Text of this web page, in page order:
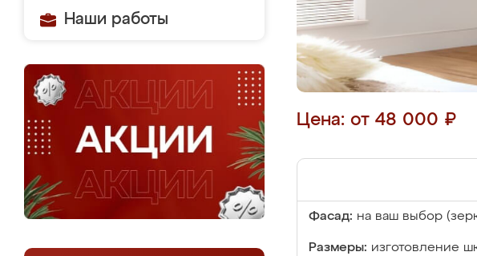
Наши работы
Цена: от 48 000 ₽
Фасад: на ваш выбор
Размеры: изготовление